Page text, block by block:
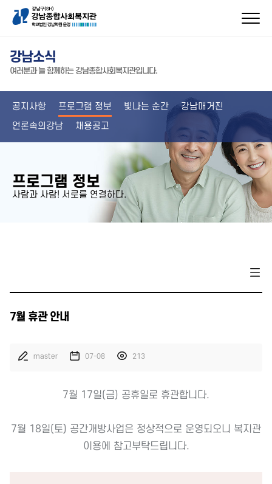
강남소식
여러분과 늘 함께하는 강남종합사회복지관입니다.
공지사항 프로그램 정보 빛나는 순간
강남매거진
언론속의강남
채용공고
프로그램 정보
사람과 사람! 서로를 연결하다.
7월 휴관 안내
master 07-08 213
7월 17일(금) 공휴일로 휴관합니다.
7월 18일(토) 공간개방사업은 정상적으로 운영되오니 복지관
이용에 참고부탁드립니다.